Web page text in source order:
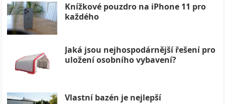
Knížkové pouzdro na iPhone 11 pro
každého
Jaká jsou nejhospodárnější řešení pro
uložení osobního vybavení?
Vlastní bazén je nejlepší